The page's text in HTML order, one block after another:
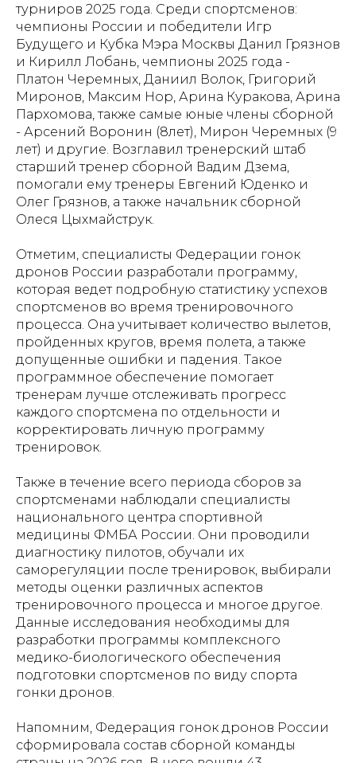
турниров 2025 года. Среди спортсменов:
чемпионы России и победители Игр
Будущего и Кубка Мэра Москвы Данил Грязнов
и Кирилл Лобань, чемпионы 2025 года -
Платон Черемных, Даниил Волок, Григорий
Миронов, Максим Нор, Арина Куракова, Арина
Пархомова, также самые юные члены сборной
- Арсений Воронин (8лет), Мирон Черемных (9
лет) и другие. Возглавил тренерский штаб
старший тренер сборной Вадим Дзема,
помогали ему тренеры Евгений Юденко и
Олег Грязнов, а также начальник сборной
Олеся Цыхмайструк.
Отметим, специалисты Федерации гонок
дронов России разработали программу,
которая ведет подробную статистику успехов
спортсменов во время тренировочного
процесса. Она учитывает количество вылетов,
пройденных кругов, время полета, а также
допущенные ошибки и падения. Такое
программное обеспечение помогает
тренерам лучше отслеживать прогресс
каждого спортсмена по отдельности и
корректировать личную программу
тренировок.
Также в течение всего периода сборов за
спортсменами наблюдали специалисты
национального центра спортивной
медицины ФМБА России. Они проводили
диагностику пилотов, обучали их
саморегуляции после тренировок, выбирали
методы оценки различных аспектов
тренировочного процесса и многое другое.
Данные исследования необходимы для
разработки программы комплексного
медико-биологического обеспечения
подготовки спортсменов по виду спорта
гонки дронов.
Напомним, Федерация гонок дронов России
сформировала состав сборной команды